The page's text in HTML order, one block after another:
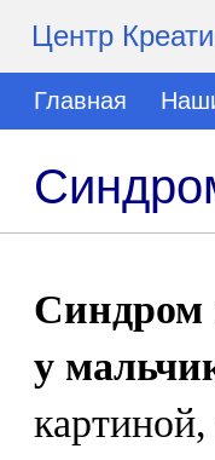
Центр
Главная
Синдром
у